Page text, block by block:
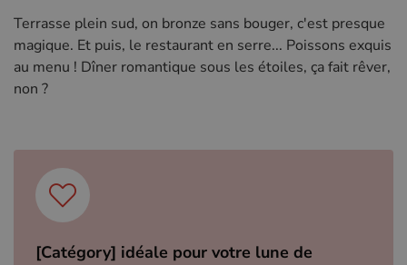
Terrasse plein sud, on bronze sans bouger, c'est presque
magique. Et puis, le restaurant en serre... Poissons exquis
au menu ! Dîner romantique sous les étoiles, ça fait rêver,
non ?
[Catégory] idéale pour votre lune de